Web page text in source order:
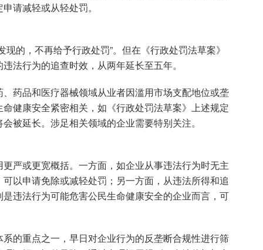
请减轻或从轻处罚。
的，不再给予行政处罚”。但在《行政处罚法草案》
法行为的追查时效，从两年延长至五年。
药品和医疗器械领域从业者因滥用市场支配地位或垄
健康安全紧密相关，如《行政处罚法草案》上述规定
被延长。涉足相关领域的企业需要特别关注。
严或更宽概括。一方面，如企业从事违法行为时无主
以申请免除或减轻处罚；另一方面，从违法所得和追
违法行为可能危害公民生命健康安全的企业而言，可
的重点之一，早日对企业行为的反垄断合规性进行筛